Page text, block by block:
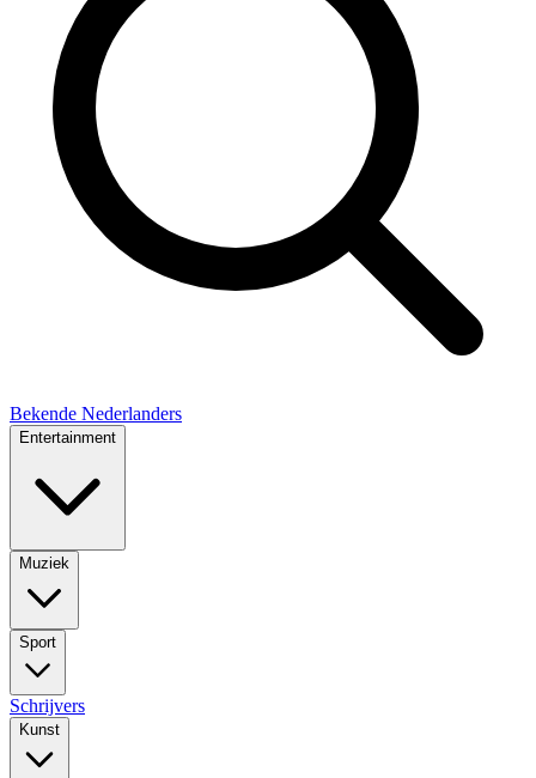
Bekende Nederlanders
Entertainment
Muziek
Sport
Schrijvers
Kunst